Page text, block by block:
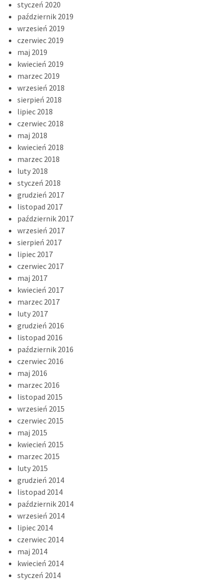
styczeń 2020
październik 2019
wrzesień 2019
czerwiec 2019
maj 2019
kwiecień 2019
marzec 2019
wrzesień 2018
sierpień 2018
lipiec 2018
czerwiec 2018
maj 2018
kwiecień 2018
marzec 2018
luty 2018
styczeń 2018
grudzień 2017
listopad 2017
październik 2017
wrzesień 2017
sierpień 2017
lipiec 2017
czerwiec 2017
maj 2017
kwiecień 2017
marzec 2017
luty 2017
grudzień 2016
listopad 2016
październik 2016
czerwiec 2016
maj 2016
marzec 2016
listopad 2015
wrzesień 2015
czerwiec 2015
maj 2015
kwiecień 2015
marzec 2015
luty 2015
grudzień 2014
listopad 2014
październik 2014
wrzesień 2014
lipiec 2014
czerwiec 2014
maj 2014
kwiecień 2014
styczeń 2014